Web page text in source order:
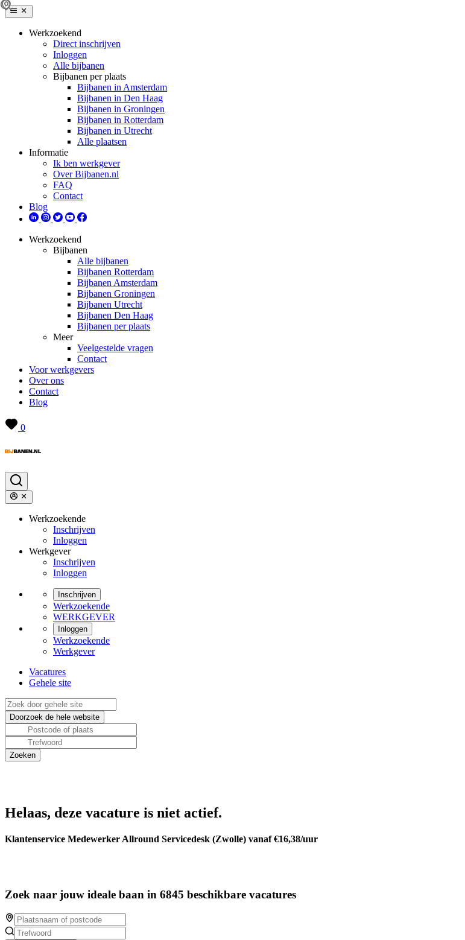
Werkzoekend
Direct inschrijven
Inloggen
Alle bijbanen
Bijbanen per plaats
Bijbanen in Amsterdam
Bijbanen in Den Haag
Bijbanen in Groningen
Bijbanen in Rotterdam
Bijbanen in Utrecht
Alle plaatsen
Informatie
Ik ben werkgever
Over Bijbanen.nl
FAQ
Contact
Blog
Werkzoekend
Bijbanen
Alle bijbanen
Bijbanen Rotterdam
Bijbanen Amsterdam
Bijbanen Groningen
Bijbanen Utrecht
Bijbanen Den Haag
Bijbanen per plaats
Meer
Veelgestelde vragen
Contact
Voor werkgevers
Over ons
Contact
Blog
0
Werkzoekende
Inschrijven
Inloggen
Werkgever
Inschrijven
Inloggen
Inschrijven
Werkzoekende
WERKGEVER
Inloggen
Werkzoekende
Werkgever
Vacatures
Gehele site
Helaas, deze vacature is niet actief.
Klantenservice Medewerker Allround Servicedesk (Zwolle) vanaf €16,38/uur
Zoek naar jouw ideale baan in 6845 beschikbare vacatures